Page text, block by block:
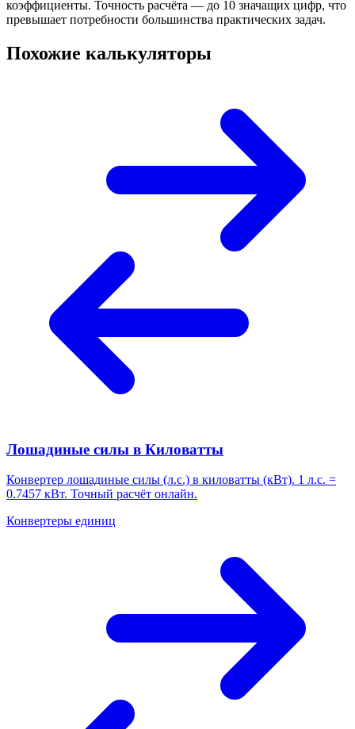
коэффициенты. Точность расчёта — до 10 значащих цифр, что
превышает потребности большинства практических задач.
Похожие калькуляторы
Лошадиные силы в Киловатты
Конвертер лошадиные силы (л.с.) в киловатты (кВт). 1 л.с. =
0.7457 кВт. Точный расчёт онлайн.
Конвертеры единиц